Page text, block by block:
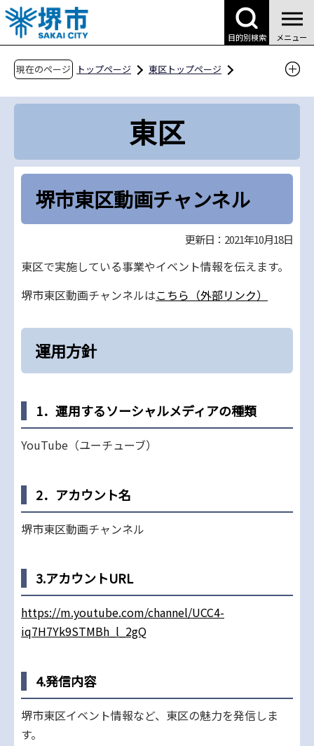
こ
の
ペ
目的別検索 メニュー
現在のページ トップページ
東区トップページ
東区
堺市東区動画チャンネル
更新日：2021年10月18日
東区で実施している事業やイベント情報を伝えます。
堺市東区動画チャンネルはこちら（外部リンク）
運用方針
1．運用するソーシャルメディアの種類
YouTube（ユーチューブ）
2．アカウント名
堺市東区動画チャンネル
3.アカウントURL
https://m.youtube.com/channel/UCC4-
iq7H7Yk9STMBh_l_2gQ
4.発信内容
堺市東区イベント情報など、東区の魅力を発信しま
す。